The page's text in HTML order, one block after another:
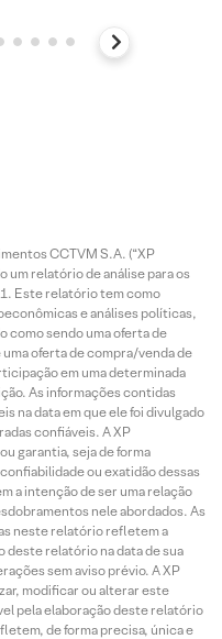
CCTVM S.A. (“XP
um relatório de análise para os
Este relatório tem como
e análises políticas,
como sendo uma oferta de
oferta de compra/venda de
em uma determinada
As informações contidas
na data em que ele foi divulgado
confiáveis. A XP
garantia, seja de forma
ou exatidão dessas
a intenção de ser uma relação
nele abordados. As
neste relatório refletem a
deste relatório na data de sua
sem aviso prévio. A XP
modificar ou alterar este
pela elaboração deste relatório
de forma precisa, única e